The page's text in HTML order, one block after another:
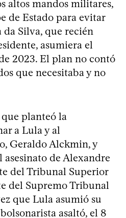
altos mandos militares,
de Estado para evitar
Silva, que recién
asumiera el
2023. El plan no contó
que necesitaba y no
planteó la
a Lula y al
Geraldo Alckmin, y
de Alexandre
del Tribunal Superior
del Supremo Tribunal
que Lula asumió su
asaltó, el 8